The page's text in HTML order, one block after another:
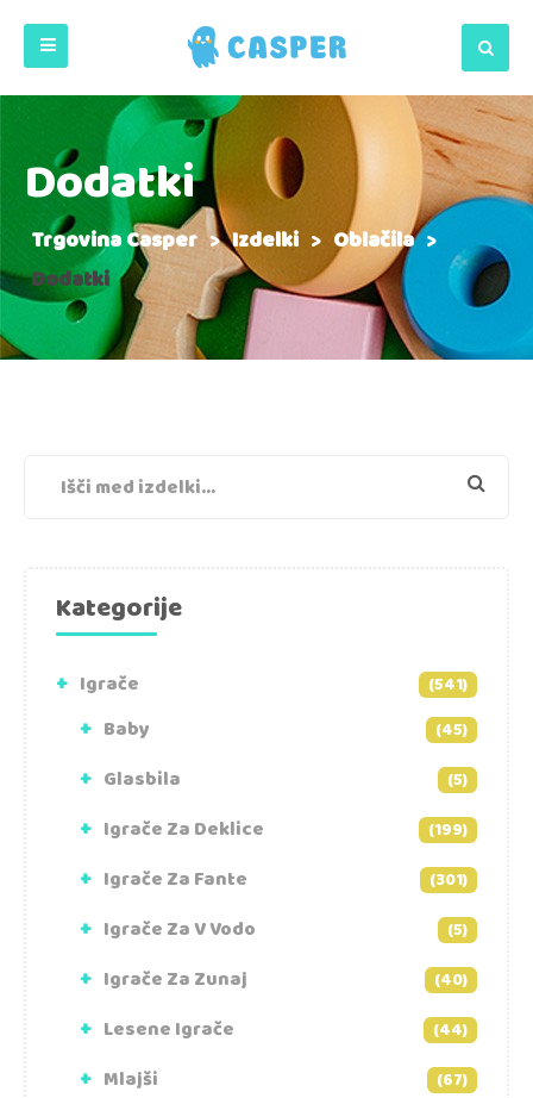
Dodatki
Trgovina Casper >Izdelki > Oblačila>
Dodatki
Kategorije
Igrače (541)
Baby (45)
Glasbila (5)
Igrače Za Deklice (199)
Igrače Za Fante (301)
Igrače Za V Vodo (5)
Igrače Za Zunaj (40)
Lesene Igrače (44)
Mlajši (67)